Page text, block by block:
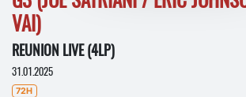
VAI)
REUNION LIVE (4LP)
31.01.2025
72H